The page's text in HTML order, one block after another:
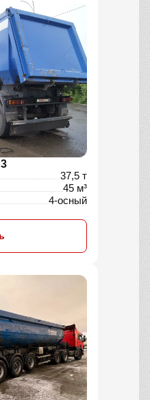
37,5 т
45 м³
4-осный